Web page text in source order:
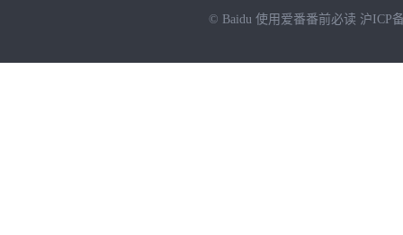
© Baidu 使用爱番番前必读 沪ICP